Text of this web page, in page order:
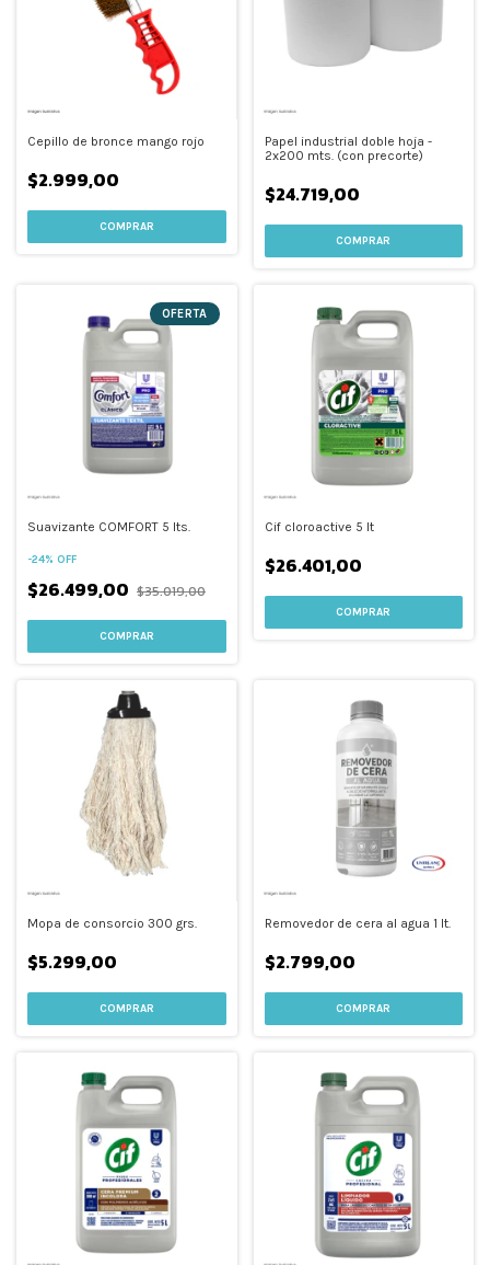
Cepillo de bronce mango rojo
$2.999,00
Papel industrial doble hoja -
2x200 mts. (con precorte)
$24.719,00
OFERTA
Suavizante COMFORT 5 lts.
-24% OFF
$26.499,00 $35.019,00
Cif cloroactive 5 lt
$26.401,00
Mopa de consorcio 300 grs.
$5.299,00
Removedor de cera al agua 1 lt.
$2.799,00